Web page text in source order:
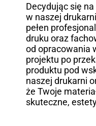
Decydując się
w naszej
pełen
druku oraz
od opracowania
projektu po
produktu pod
naszej drukarni
że Twoje
skuteczne,